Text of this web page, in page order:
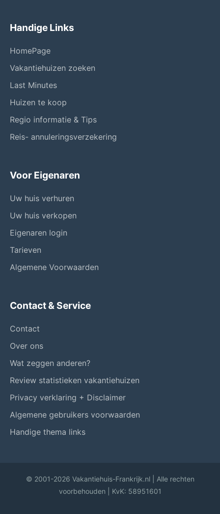
Handige Links
HomePage
Vakantiehuizen zoeken
Last Minutes
Huizen te koop
Regio informatie & Tips
Reis- annuleringsverzekering
Voor Eigenaren
Uw huis verhuren
Uw huis verkopen
Eigenaren login
Tarieven
Algemene Voorwaarden
Contact & Service
Contact
Over ons
Wat zeggen anderen?
Review statistieken vakantiehuizen
Privacy verklaring + Disclaimer
Algemene gebruikers voorwaarden
Handige thema links
© 2001-2026 Vakantiehuis-Frankrijk.nl | Alle rechten
voorbehouden | KvK: 58951601